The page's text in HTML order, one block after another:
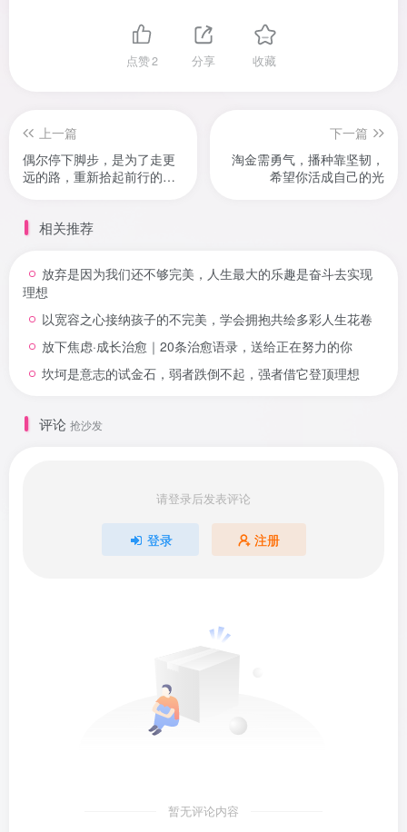
点赞2 分享 收藏
上一篇
偶尔停下脚步，是为了走更
远的路，重新拾起前行的勇
下一篇
淘金需勇气，播种靠坚韧，
希望你活成自己的光
相关推荐
放弃是因为我们还不够完美，人生最大的乐趣是奋斗去实现
理想
以宽容之心接纳孩子的不完美，学会拥抱共绘多彩人生花卷
放下焦虑·成长治愈｜20条治愈语录，送给正在努力的你
坎坷是意志的试金石，弱者跌倒不起，强者借它登顶理想
评论 抢沙发
请登录后发表评论
登录 注册
暂无评论内容